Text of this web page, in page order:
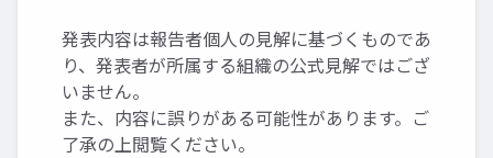
発表内容は報告者個人の見解に基づくものであ
り、発表者が所属する組織の公式見解ではござ
いません。
また、内容に誤りがある可能性があります。ご
了承の上閲覧ください。